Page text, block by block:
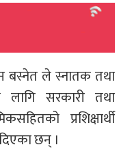
बस्नेत ले स्नातक तथा
लागि सरकारी तथा
प्रशिक्षार्थी
छन् ।